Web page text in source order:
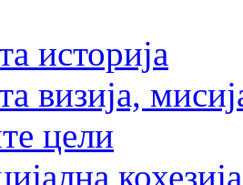
историја
визија,
цели
кохезија